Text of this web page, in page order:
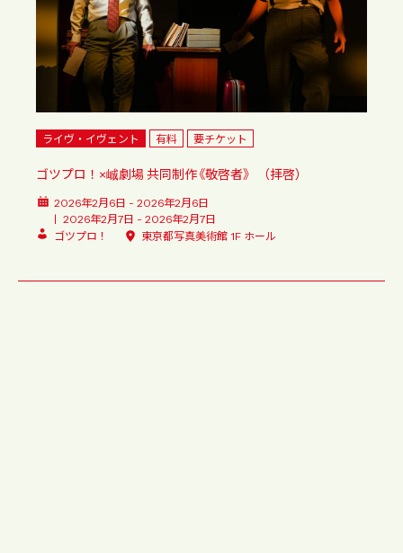
ライヴ・イヴェント 有料 要チケット
ゴツプロ！×峸劇場 共同制作《敬啓者》 （拝啓）
2026年2月6日 - 2026年2月6日
2026年2月7日 - 2026年2月7日
ゴツプロ！
東京都写真美術館 1F ホール